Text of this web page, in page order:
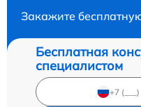
Закажите
Бесплатная
специалистом